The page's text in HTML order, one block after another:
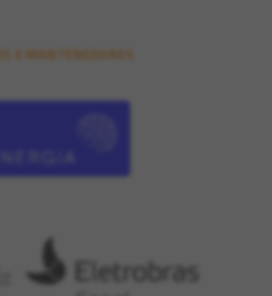
E MANTENEDORES